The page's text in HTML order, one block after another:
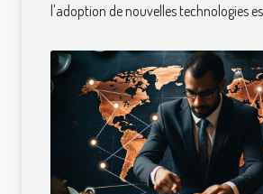
l'adoption de nouvelles technologies